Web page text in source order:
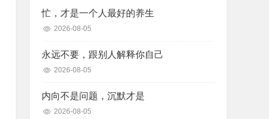
忙，才是一个人最好的养生
2026-08-05
永远不要，跟别人解释你自己
2026-08-05
内向不是问题，沉默才是
2026-08-05